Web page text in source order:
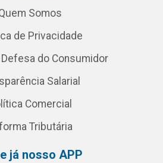
Somos
de Privacidade
do Consumidor
Salarial
Comercial
Tributária
já nosso APP